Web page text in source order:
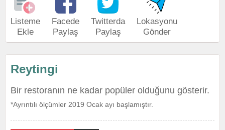
Listeme
Ekle
Facede
Paylaş
Twitterda
Paylaş
Lokasyonu
Gönder
Reytingi
Bir restoranın ne kadar popüler olduğunu gösterir.
*Ayrıntılı ölçümler 2019 Ocak ayı başlamıştır.